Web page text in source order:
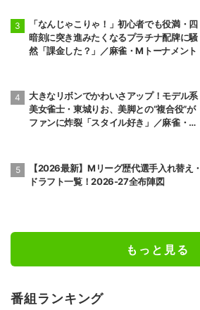
「なんじゃこりゃ！」初心者でも役満・四
暗刻に突き進みたくなるプラチナ配牌に騒
然「課金した？」／麻雀・Mトーナメント
大きなリボンでかわいさアップ！モデル系
美女雀士・東城りお、美脚との“複合役”が
ファンに炸裂「スタイル好き」／麻雀・M
【2026最新】Mリーグ歴代選手入れ替え・
ドラフト一覧！2026-27全布陣図
もっと見る
番組ランキング